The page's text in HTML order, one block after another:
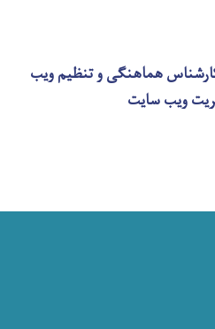
هماهنگی و تنظیم ویب
ویب سایت